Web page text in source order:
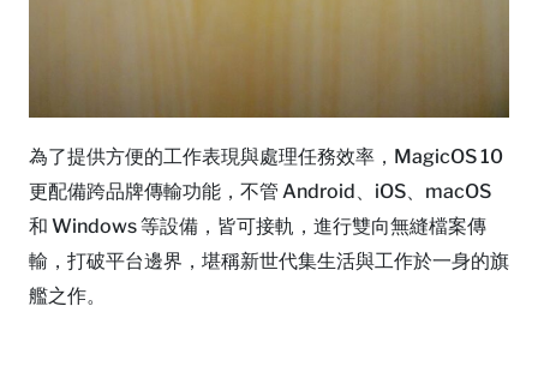
為了提供方便的工作表現與處理任務效率，MagicOS 10
更配備跨品牌傳輸功能，不管 Android、iOS、macOS
和 Windows 等設備，皆可接軌，進行雙向無縫檔案傳
輸，打破平台邊界，堪稱新世代集生活與工作於一身的旗
艦之作。